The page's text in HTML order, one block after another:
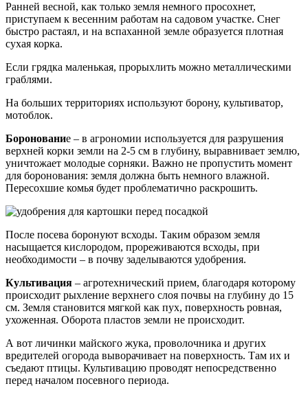
Ранней весной, как только земля немного просохнет,
приступаем к весенним работам на садовом участке. Снег
быстро растаял, и на вспаханной земле образуется плотная
сухая корка.
Если грядка маленькая, прорыхлить можно металлическими
граблями.
На больших территориях используют борону, культиватор,
мотоблок.
Боронование – в агрономии используется для разрушения
верхней корки земли на 2-5 см в глубину, выравнивает землю,
уничтожает молодые сорняки. Важно не пропустить момент
для боронования: земля должна быть немного влажной.
Пересохшие комья будет проблематично раскрошить.
После посева боронуют всходы. Таким образом земля
насыщается кислородом, прореживаются всходы, при
необходимости – в почву заделываются удобрения.
Культивация – агротехнический прием, благодаря которому
происходит рыхление верхнего слоя почвы на глубину до 15
см. Земля становится мягкой как пух, поверхность ровная,
ухоженная. Оборота пластов земли не происходит.
А вот личинки майского жука, проволочника и других
вредителей огорода выворачивает на поверхность. Там их и
съедают птицы. Культивацию проводят непосредственно
перед началом посевного периода.